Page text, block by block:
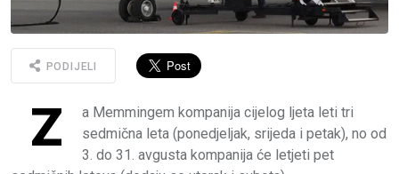
PODIJELI
Z
a Memmingem kompanija cijelog ljeta leti tri
sedmična leta (ponedjeljak, srijeda i petak), no od
3. do 31. avgusta kompanija će letjeti pet